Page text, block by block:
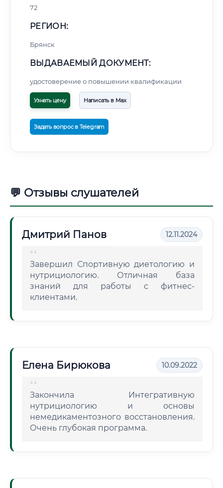
72
РЕГИОН:
Брянск
ВЫДАВАЕМЫЙ ДОКУМЕНТ:
удостоверение о повышении квалификации
Узнать цену Написать в Max
Задать вопрос в Telegram
💬 Отзывы слушателей
Дмитрий Панов 12.11.2024
Завершил Спортивную диетологию и
нутрициологию. Отличная база
знаний для работы с фитнес-
клиентами.
Елена Бирюкова 10.09.2022
Закончила Интегративную
нутрициологию и основы
немедикаментозного восстановления.
Очень глубокая программа.